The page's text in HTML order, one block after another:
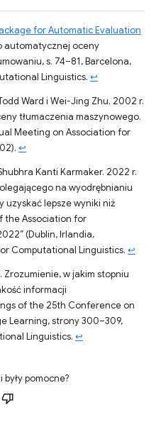
for Automatic Evaluation
automatycznej oceny
s. 74–81, Barcelona,
Linguistics. ↩
Ward i Wei-Jing Zhu. 2002 r.
tłumaczenia maszynowego.
Meeting on Association for
↩
Kanti Karmaker. 2022 r.
na wyodrębnianiu
uzyskać lepsze wyniki niż
the Association for
(Dublin, Irlandia,
Computational Linguistics. ↩
Zrozumienie, w jakim stopniu
informacji
of the 25th Conference on
Learning, strony 300–309,
Linguistics. ↩
pomocne?